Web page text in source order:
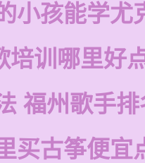
小孩能学尤
培训哪里好
福州歌手
买古筝便宜